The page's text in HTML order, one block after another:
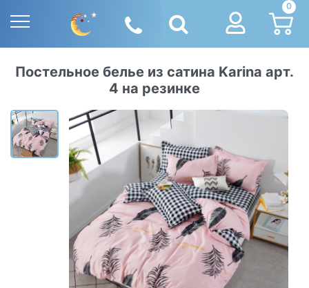
0
Постельное белье из сатина Karina арт.
4 на резинке